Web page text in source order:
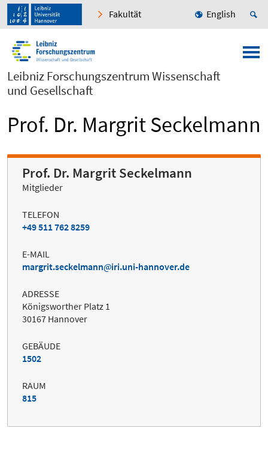
Fakultät English
Leibniz Forschungszentrum Wissenschaft
und Gesellschaft
Prof. Dr. Margrit Seckelmann
Prof. Dr. Margrit Seckelmann
Mitglieder
TELEFON
+49 511 762 8259
E-MAIL
margrit.seckelmann
iri.uni-hannover.de
ADRESSE
Königsworther Platz 1
30167 Hannover
GEBÄUDE
1502
RAUM
815